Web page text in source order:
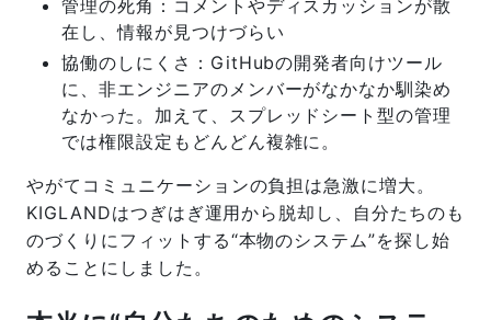
管理の死角：コメントやディスカッションが散
在し、情報が見つけづらい
協働のしにくさ：GitHubの開発者向けツール
に、非エンジニアのメンバーがなかなか馴染め
なかった。加えて、スプレッドシート型の管理
では権限設定もどんどん複雑に。
やがてコミュニケーションの負担は急激に増大。
KIGLANDはつぎはぎ運用から脱却し、自分たちのも
のづくりにフィットする“本物のシステム”を探し始
めることにしました。